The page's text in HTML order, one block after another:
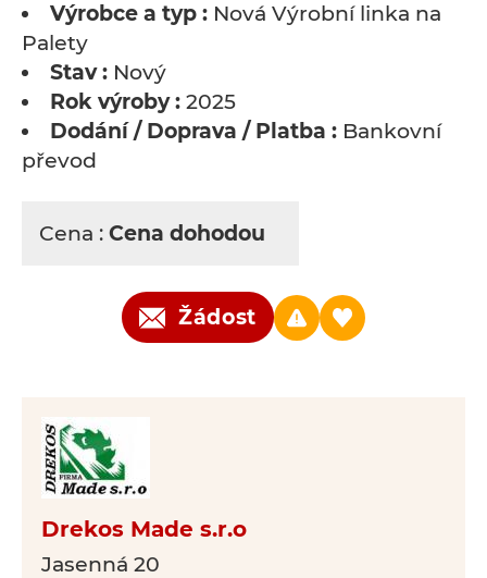
Výrobce a typ : Nová Výrobní linka na
Palety
Stav : Nový
Rok výroby : 2025
Dodání / Doprava / Platba : Bankovní
převod
Cena : Cena dohodou
Žádost
Drekos Made s.r.o
Jasenná 20